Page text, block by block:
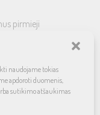
naudojame tokias
apdoroti duomenis,
sutikimo atšaukimas
pirmieji